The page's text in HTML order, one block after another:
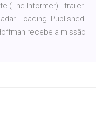
(The Informer) - trailer
Loading. Published
recebe a missão